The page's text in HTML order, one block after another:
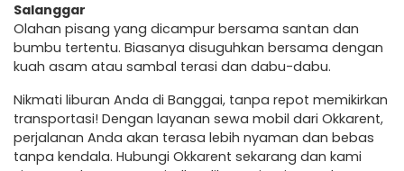
Salanggar
Olahan pisang yang dicampur bersama santan dan
bumbu tertentu. Biasanya disuguhkan bersama dengan
kuah asam atau sambal terasi dan dabu-dabu.
Nikmati liburan Anda di Banggai, tanpa repot memikirkan
transportasi! Dengan layanan sewa mobil dari Okkarent,
perjalanan Anda akan terasa lebih nyaman dan bebas
tanpa kendala. Hubungi Okkarent sekarang dan kami